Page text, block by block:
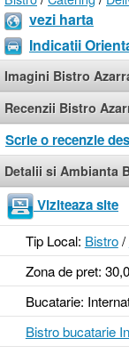
vezi harta
Indicatii
Imagini Bistro
Recenzii Bistro
Scrie o recenzie
Detalii si Ambianta
Viziteaza site
Tip Local: Bistro/
Zona de pret:
Bucatarie:
Bistro bucatarie